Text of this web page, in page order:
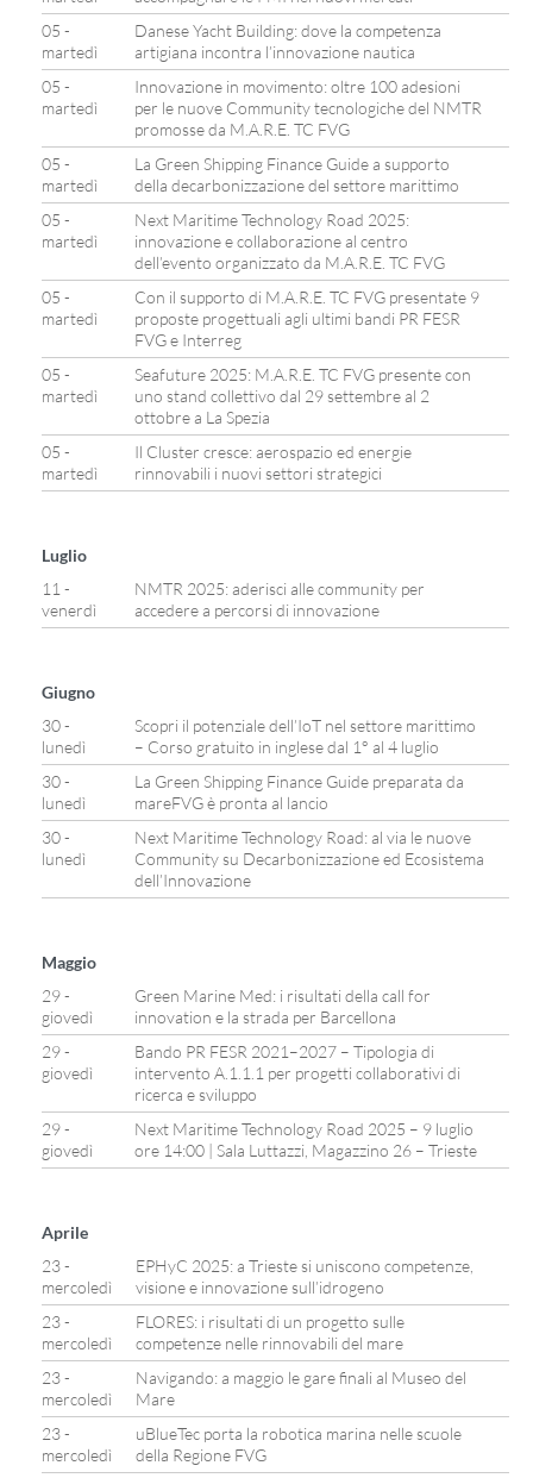
05 -
martedì
Danese Yacht Building: dove la competenza
artigiana incontra l’innovazione nautica
05 -
martedì
Innovazione in movimento: oltre 100 adesioni
per le nuove Community tecnologiche del NMTR
promosse da M.A.R.E. TC FVG
05 -
martedì
La Green Shipping Finance Guide a supporto
della decarbonizzazione del settore marittimo
05 -
martedì
Next Maritime Technology Road 2025:
innovazione e collaborazione al centro
dell’evento organizzato da M.A.R.E. TC FVG
05 -
martedì
Con il supporto di M.A.R.E. TC FVG presentate 9
proposte progettuali agli ultimi bandi PR FESR
FVG e Interreg
05 -
martedì
Seafuture 2025: M.A.R.E. TC FVG presente con
uno stand collettivo dal 29 settembre al 2
ottobre a La Spezia
05 -
martedì
Il Cluster cresce: aerospazio ed energie
rinnovabili i nuovi settori strategici
Luglio
11 -
venerdì
NMTR 2025: aderisci alle community per
accedere a percorsi di innovazione
Giugno
30 -
lunedì
Scopri il potenziale dell’IoT nel settore marittimo
– Corso gratuito in inglese dal 1° al 4 luglio
30 -
lunedì
La Green Shipping Finance Guide preparata da
mareFVG è pronta al lancio
30 -
lunedì
Next Maritime Technology Road: al via le nuove
Community su Decarbonizzazione ed Ecosistema
dell’Innovazione
Maggio
29 -
giovedì
Green Marine Med: i risultati della call for
innovation e la strada per Barcellona
29 -
giovedì
Bando PR FESR 2021–2027 – Tipologia di
intervento A.1.1.1 per progetti collaborativi di
ricerca e sviluppo
29 -
giovedì
Next Maritime Technology Road 2025 – 9 luglio
ore 14:00 | Sala Luttazzi, Magazzino 26 – Trieste
Aprile
23 -
mercoledì
EPHyC 2025: a Trieste si uniscono competenze,
visione e innovazione sull’idrogeno
23 -
mercoledì
FLORES: i risultati di un progetto sulle
competenze nelle rinnovabili del mare
23 -
mercoledì
Navigando: a maggio le gare finali al Museo del
Mare
23 -
mercoledì
uBlueTec porta la robotica marina nelle scuole
della Regione FVG